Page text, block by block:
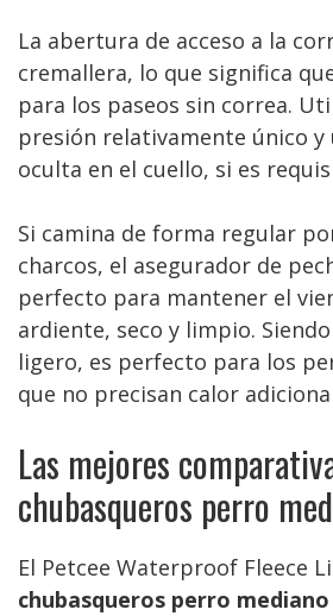
La abertura de acceso a la
cremallera, lo que significa
para los paseos sin correa.
presión relativamente único y
oculta en el cuello, si es
Si camina de forma regular
charcos, el asegurador de
perfecto para mantener el
ardiente, seco y limpio.
ligero, es perfecto para los
que no precisan calor
Las mejores
chubasqueros perro
El Petcee Waterproof Fleece
chubasqueros perro mediano